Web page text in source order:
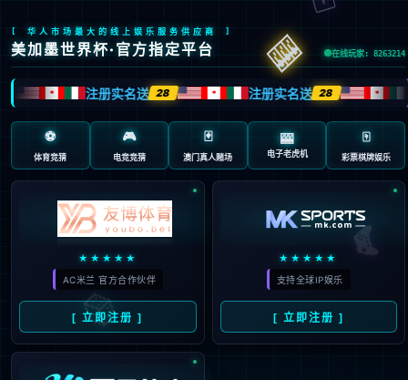
404 页面不存在。可
能你打开的是过期的
书签，或者输入了错
误的地址。